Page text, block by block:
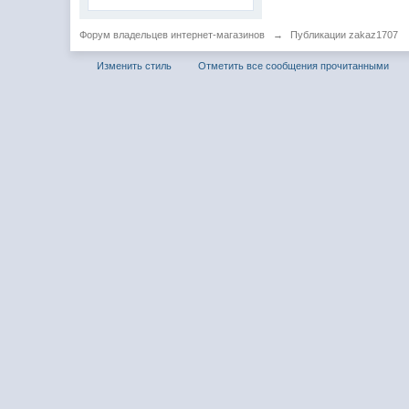
Форум владельцев интернет-магазинов → Публикации zakaz1707
Изменить стиль Отметить все сообщения прочитанными